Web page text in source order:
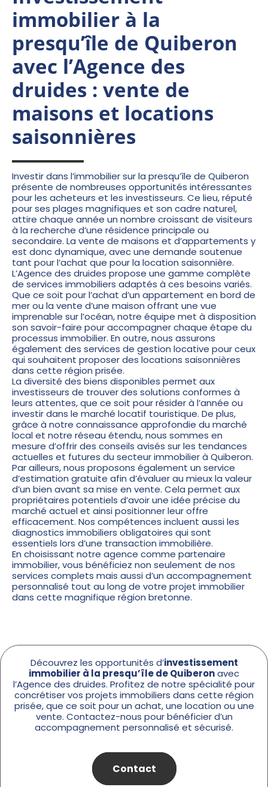
immobilier à la
presqu’île de Quiberon
avec l’Agence des
druides : vente de
maisons et locations
saisonnières
Investir dans l’immobilier sur la presqu’île de Quiberon
présente de nombreuses opportunités intéressantes
pour les acheteurs et les investisseurs. Ce lieu, réputé
pour ses plages magnifiques et son cadre naturel,
attire chaque année un nombre croissant de visiteurs
à la recherche d’une résidence principale ou
secondaire. La vente de maisons et d’appartements y
est donc dynamique, avec une demande soutenue
tant pour l’achat que pour la location saisonnière.
L’Agence des druides propose une gamme complète
de services immobiliers adaptés à ces besoins variés.
Que ce soit pour l’achat d’un appartement en bord de
mer ou la vente d’une maison offrant une vue
imprenable sur l’océan, notre équipe met à disposition
son savoir-faire pour accompagner chaque étape du
processus immobilier. En outre, nous assurons
également des services de gestion locative pour ceux
qui souhaitent proposer des locations saisonnières
dans cette région prisée.
La diversité des biens disponibles permet aux
investisseurs de trouver des solutions conformes à
leurs attentes, que ce soit pour résider à l’année ou
investir dans le marché locatif touristique. De plus,
grâce à notre connaissance approfondie du marché
local et notre réseau étendu, nous sommes en
mesure d’offrir des conseils avisés sur les tendances
actuelles et futures du secteur immobilier à Quiberon.
Par ailleurs, nous proposons également un service
d’estimation gratuite afin d’évaluer au mieux la valeur
d’un bien avant sa mise en vente. Cela permet aux
propriétaires potentiels d’avoir une idée précise du
marché actuel et ainsi positionner leur offre
efficacement. Nos compétences incluent aussi les
diagnostics immobiliers obligatoires qui sont
essentiels lors d’une transaction immobilière.
En choisissant notre agence comme partenaire
immobilier, vous bénéficiez non seulement de nos
services complets mais aussi d’un accompagnement
personnalisé tout au long de votre projet immobilier
dans cette magnifique région bretonne.
Découvrez les opportunités d’investissement
immobilier à la presqu’île de Quiberonavec
l’Agence des druides. Profitez de notre spécialité pour
concrétiser vos projets immobiliers dans cette région
prisée, que ce soit pour un achat, une location ou une
vente. Contactez-nous pour bénéficier d’un
accompagnement personnalisé et sécurisé.
Contact